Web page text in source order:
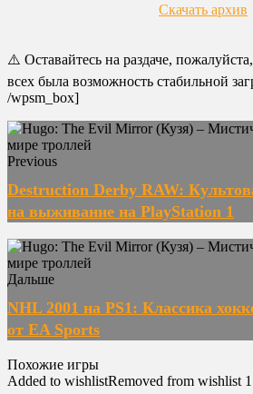
Скачать архив
⚠️ Оставайтесь на раздаче,
всех была возможность стабильной
/wpsm_box]
Previous
Destruction Derby RAW:
на выживание на PlayStation 1
Дальше
NHL 2001 на PS1: Классика
от EA Sports
Похожие игры
Added to wishlistRemoved from wishlist 1